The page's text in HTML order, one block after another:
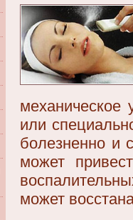
или
болезненно и
может
может